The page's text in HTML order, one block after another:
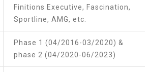
Finitions Executive, Fascination,
Sportline, AMG, etc.
Phase 1 (04/2016-03/2020) &
phase 2 (04/2020-06/2023)